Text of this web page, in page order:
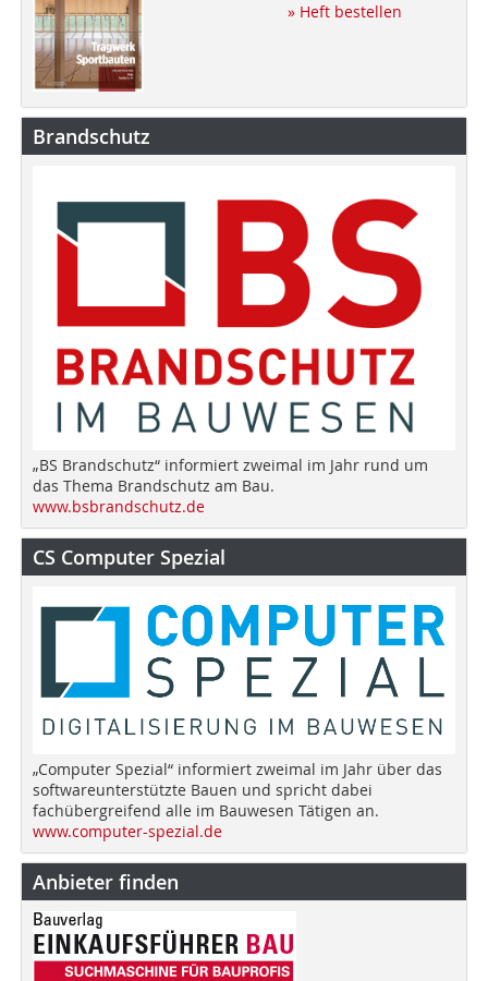
» Heft bestellen
Brandschutz
„BS Brandschutz“ informiert zweimal im Jahr rund um
das Thema Brandschutz am Bau.
www.bsbrandschutz.de
CS Computer Spezial
„Computer Spezial“ informiert zweimal im Jahr über das
softwareunterstützte Bauen und spricht dabei
fachübergreifend alle im Bauwesen Tätigen an.
www.computer-spezial.de
Anbieter finden